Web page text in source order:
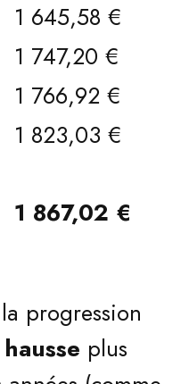
1 645,58 €
1 747,20 €
1 766,92 €
1 823,03 €
1 867,02 €
progression
hausse plus